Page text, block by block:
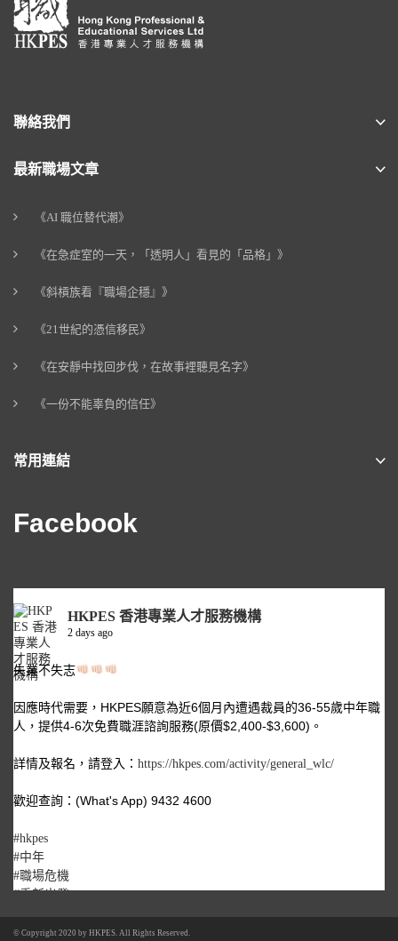
聯絡我們
最新職場文章
《AI 職位替代潮》
《在急症室的一天，「透明人」看見的「品格」》
《斜槓族看『職場企穩』》
《21世紀的憑信移民》
《在安靜中找回步伐，在故事裡聽見名字》
《一份不能辜負的信任》
常用連結
Facebook
HKPES 香港專業人才服務機構
2 days ago
失業不失志
因應時代需要，HKPES願意為近6個月內遭遇裁員的36-55歲中年職
人，提供4-6次免費職涯諮詢服務(原價$2,400-$3,600)。
詳情及報名，請登入： https://hkpes.com/activity/general_wlc/
歡迎查詢：(What's App) 9432 4600
#hkpes
#中年
#職場危機
#重新出發
© Copyright 2020 by HKPES. All Rights Reserved.